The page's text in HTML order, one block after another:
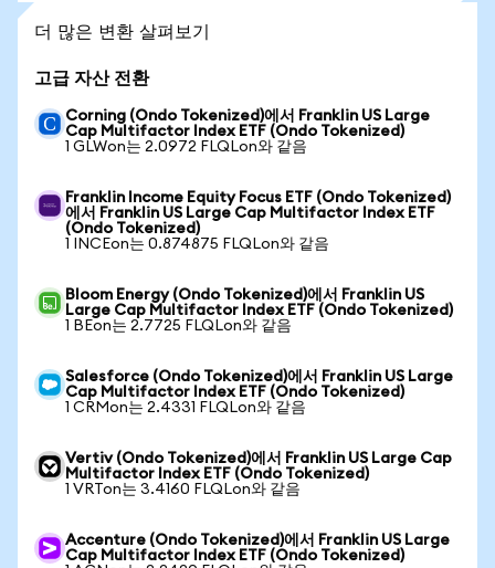
더 많은 변환 살펴보기
고급 자산 전환
Corning (Ondo Tokenized)에서 Franklin US Large
Cap Multifactor Index ETF (Ondo Tokenized)
1 GLWon는 2.0972 FLQLon와 같음
Franklin Income Equity Focus ETF (Ondo Tokenized)
에서 Franklin US Large Cap Multifactor Index ETF
(Ondo Tokenized)
1 INCEon는 0.874875 FLQLon와 같음
Bloom Energy (Ondo Tokenized)에서 Franklin US
Large Cap Multifactor Index ETF (Ondo Tokenized)
1 BEon는 2.7725 FLQLon와 같음
Salesforce (Ondo Tokenized)에서 Franklin US Large
Cap Multifactor Index ETF (Ondo Tokenized)
1 CRMon는 2.4331 FLQLon와 같음
Vertiv (Ondo Tokenized)에서 Franklin US Large Cap
Multifactor Index ETF (Ondo Tokenized)
1 VRTon는 3.4160 FLQLon와 같음
Accenture (Ondo Tokenized)에서 Franklin US Large
Cap Multifactor Index ETF (Ondo Tokenized)